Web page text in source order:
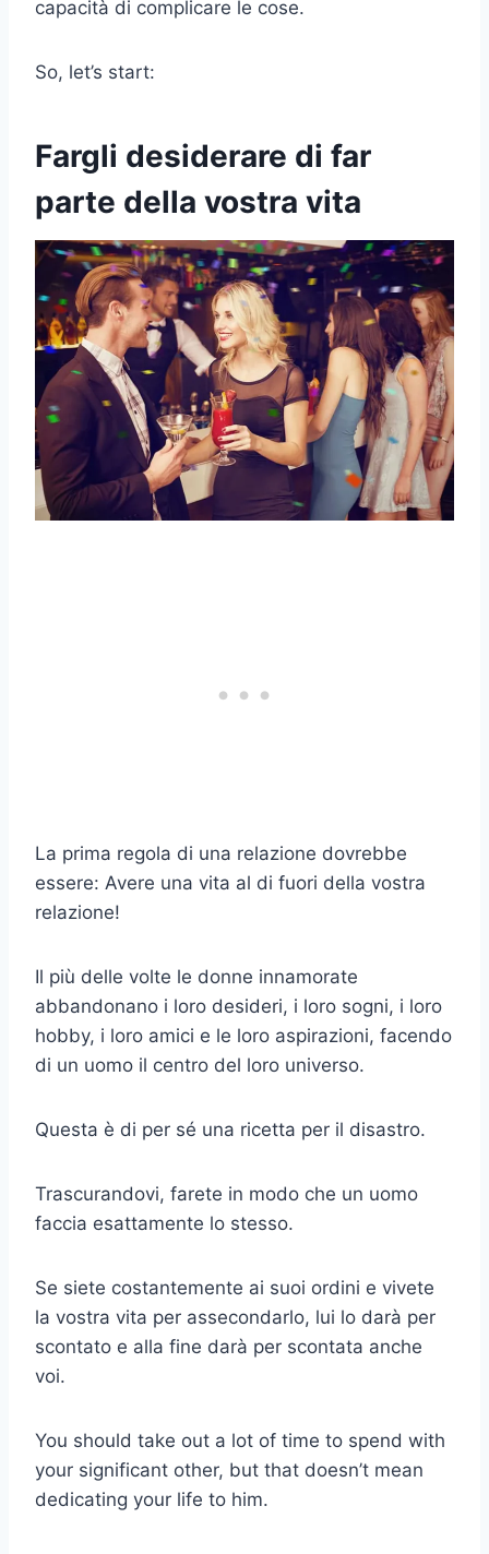
capacità di complicare le cose.
So, let’s start:
Fargli desiderare di far
parte della vostra vita
La prima regola di una relazione dovrebbe
essere: Avere una vita al di fuori della vostra
relazione!
Il più delle volte le donne innamorate
abbandonano i loro desideri, i loro sogni, i loro
hobby, i loro amici e le loro aspirazioni, facendo
di un uomo il centro del loro universo.
Questa è di per sé una ricetta per il disastro.
Trascurandovi, farete in modo che un uomo
faccia esattamente lo stesso.
Se siete costantemente ai suoi ordini e vivete
la vostra vita per assecondarlo, lui lo darà per
scontato e alla fine darà per scontata anche
voi.
You should take out a lot of time to spend with
your significant other, but that doesn’t mean
dedicating your life to him.